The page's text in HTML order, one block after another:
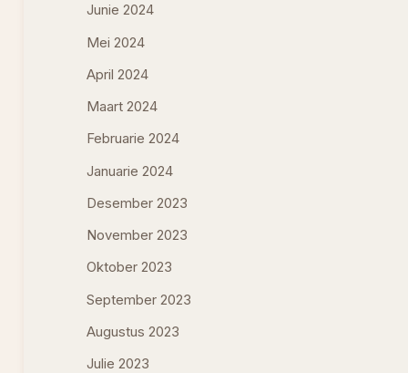
Junie 2024
Mei 2024
April 2024
Maart 2024
Februarie 2024
Januarie 2024
Desember 2023
November 2023
Oktober 2023
September 2023
Augustus 2023
Julie 2023